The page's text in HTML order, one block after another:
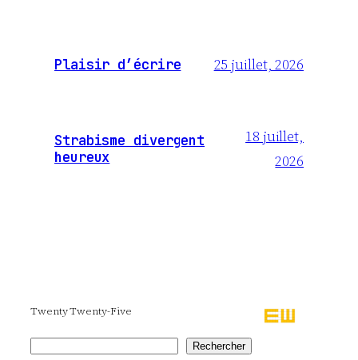
Plaisir d’écrire 25 juillet, 2026
Strabisme divergent
heureux
18 juillet,
2026
Twenty Twenty-Five
Rechercher